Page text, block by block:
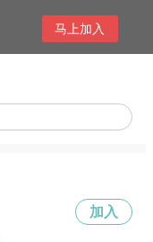
马上加入
加入